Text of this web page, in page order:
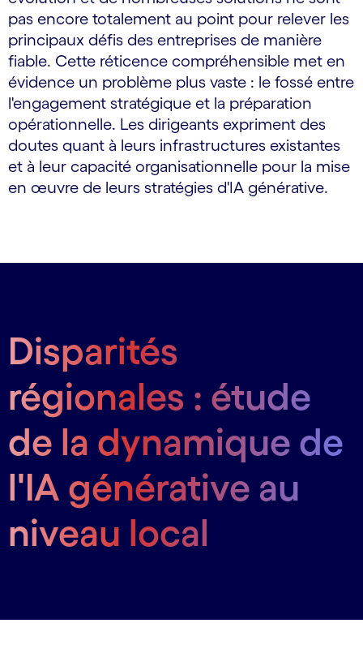
pas encore totalement au point pour relever les
principaux défis des entreprises de manière
fiable. Cette réticence compréhensible met en
évidence un problème plus vaste : le fossé entre
l'engagement stratégique et la préparation
opérationnelle. Les dirigeants expriment des
doutes quant à leurs infrastructures existantes
et à leur capacité organisationnelle pour la mise
en œuvre de leurs stratégies d'IA générative.
Disparités
régionales : étude
de la dynamique de
l'IA générative au
niveau local